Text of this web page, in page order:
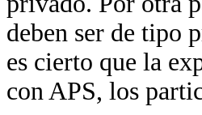
deben ser de tipo
es cierto que la
con APS, los